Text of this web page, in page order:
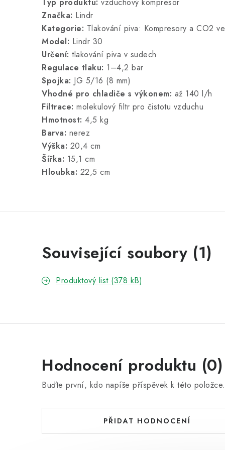
Značka: Lindr
Kategorie: Tlakování piva: Kompresory a CO2
Model: Lindr 30
Určení: tlakování piva v sudech
Regulace tlaku: 1–4,2 bar
Spojka: JG 5/16 (8 mm)
Vhodné pro chladiče s výkonem: až 140 l/h
Filtrace: molekulový filtr pro čistotu vzduchu
Hmotnost: 4,5 kg
Barva: nerez
Výška: 20,4 cm
Šířka: 15,1 cm
Hloubka: 22,5 cm
Související soubory (1)
Produktový list (378 kB)
Hodnocení produktu (0)
Buďte první, kdo napíše příspěvek k této položce.
PŘIDAT HODNOCENÍ